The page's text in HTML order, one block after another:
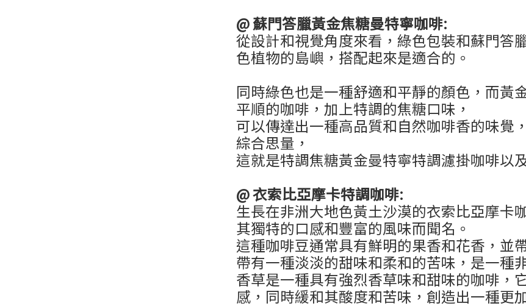
@蘇門答臘黃金焦糖曼特寧咖啡:
從設計和視覺角度來看，綠色包裝和蘇門答
色植物的島嶼，搭配起來是適合的。
同時綠色也是一種舒適和平靜的顏色，而黃
平順的咖啡，加上特調的焦糖口味，
可以傳達出一種高品質和自然咖啡香的味覺，
綜合思量，
這就是特調焦糖黃金曼特寧特調濾掛咖啡以
@衣索比亞摩卡特調咖啡:
生長在非洲大地色黃土沙漠的衣索比亞摩卡
其獨特的口感和豐富的風味而聞名。
這種咖啡豆通常具有鮮明的果香和花香，並
帶有一種淡淡的甜味和柔和的苦味，是一種
香草是一種具有強烈香草味和甜味的咖啡，
感，同時緩和其酸度和苦味，創造出一種更